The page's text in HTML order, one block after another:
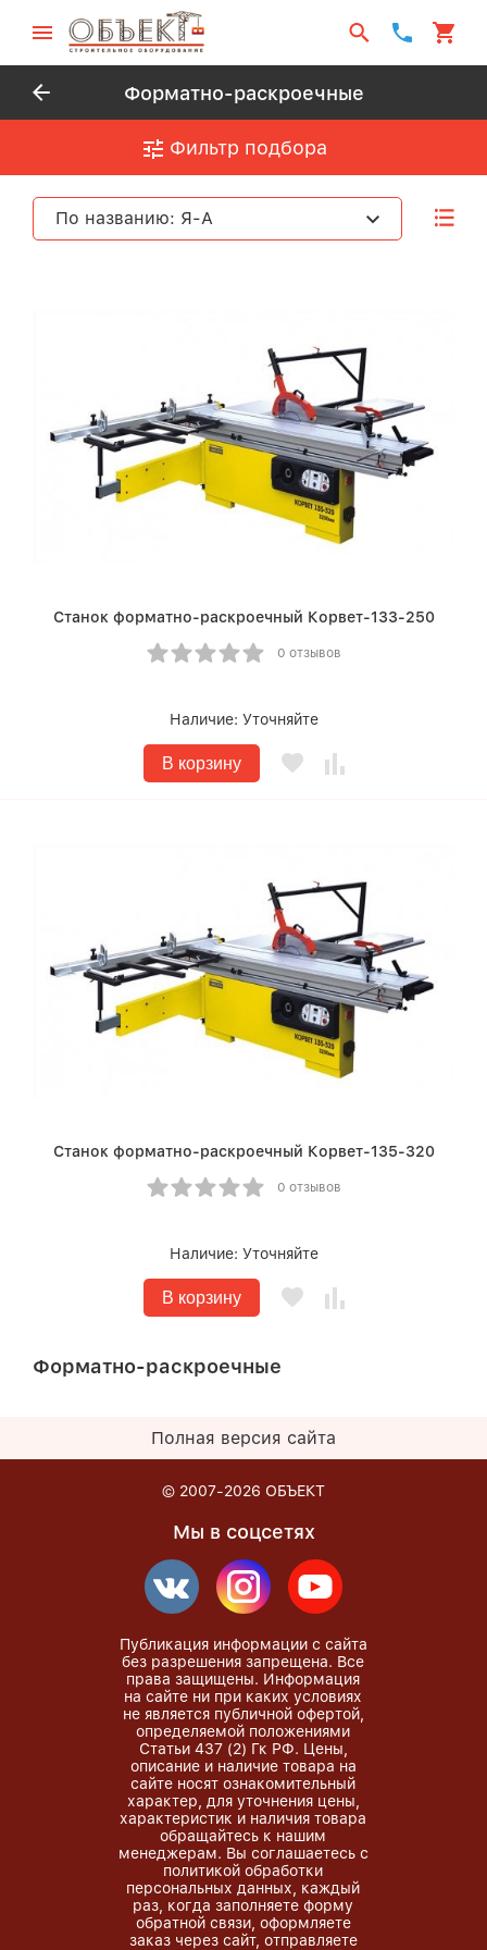
Форматно-раскроечные
Фильтр подбора
По названию: Я-А
Станок форматно-раскроечный Корвет-133-250
0 отзывов
Наличие: Уточняйте
В корзину
Станок форматно-раскроечный Корвет-135-320
0 отзывов
Наличие: Уточняйте
В корзину
Форматно-раскроечные
Полная версия сайта
© 2007-2026 ОБЪЕКТ
Мы в соцсетях
Публикация информации с сайта
без разрешения запрещена. Все
права защищены. Информация
на сайте ни при каких условиях
не является публичной офертой,
определяемой положениями
Статьи 437 (2) Гк РФ. Цены,
описание и наличие товара на
сайте носят ознакомительный
характер, для уточнения цены,
характеристик и наличия товара
обращайтесь к нашим
менеджерам. Вы соглашаетесь с
политикой обработки
персональных данных, каждый
раз, когда заполняете форму
обратной связи, оформляете
заказ через сайт, отправляете